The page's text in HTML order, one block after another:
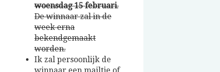
woensdag15 februari.
De winnaar zal in de
week erna
bekendgemaakt
worden.
Ik zal persoonlijk de